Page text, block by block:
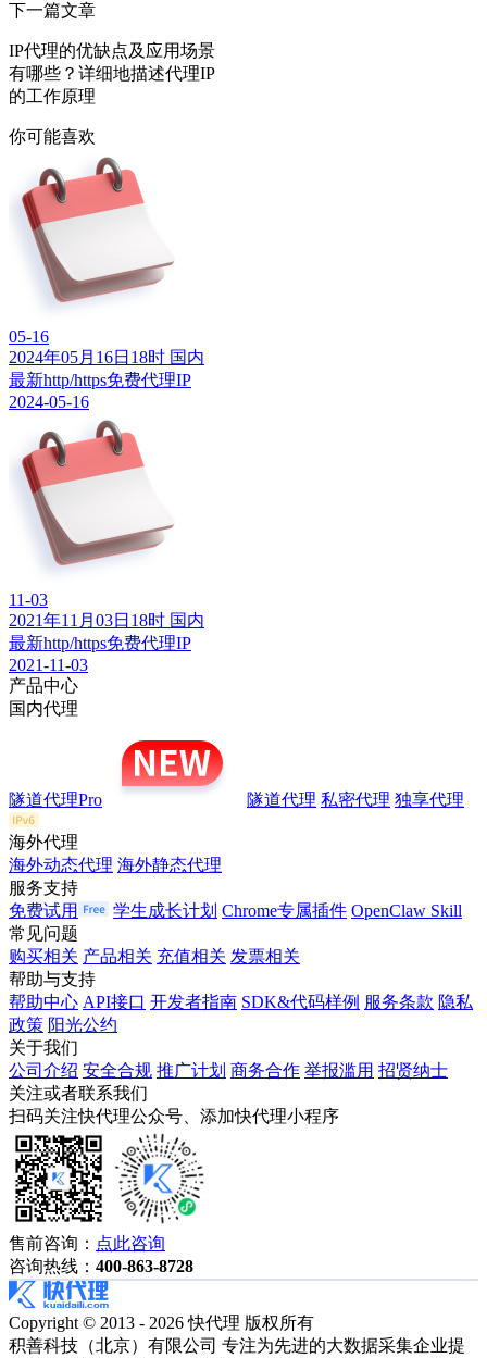
下一篇文章
IP代理的优缺点及应用场景
有哪些？详细地描述代理IP
的工作原理
你可能喜欢
05-16
2024年05月16日18时 国内
最新http/https免费代理IP
2024-05-16
11-03
2021年11月03日18时 国内
最新http/https免费代理IP
2021-11-03
产品中心
国内代理
隧道代理Pro 隧道代理 私密代理 独享代理
海外代理
海外动态代理 海外静态代理
服务支持
免费试用
学生成长计划 Chrome专属插件 OpenClaw Skill
常见问题
购买相关 产品相关 充值相关 发票相关
帮助与支持
帮助中心 API接口 开发者指南 SDK&代码样例 服务条款 隐私
政策 阳光公约
关于我们
公司介绍 安全合规 推广计划 商务合作 举报滥用 招贤纳士
关注或者联系我们
扫码关注快代理公众号、添加快代理小程序
售前咨询： 点此咨询
咨询热线： 400-863-8728
Copyright © 2013 - 2026 快代理 版权所有
积善科技（北京）有限公司 专注为先进的大数据采集企业提